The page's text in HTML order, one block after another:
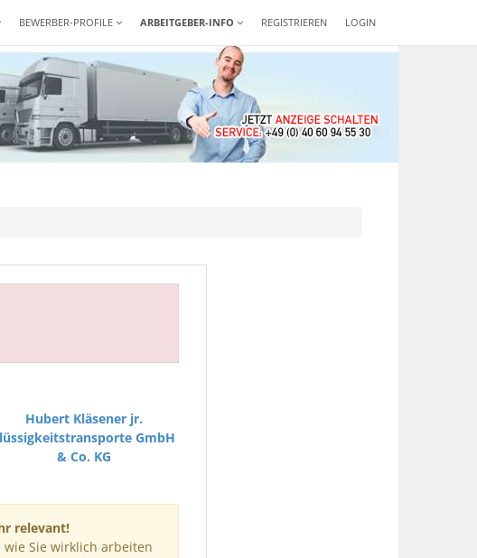
REGISTRIEREN LOGIN
BEWERBER-PROFILE ARBEITGEBER-INFO
Hubert Kläsener jr.
GmbH
& Co. KG
relevant!
wie Sie wirklich arbeiten